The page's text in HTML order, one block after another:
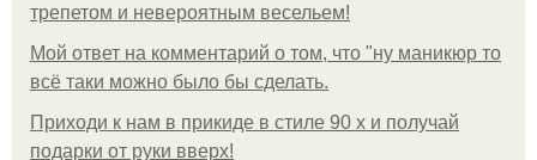
трепетом и невероятным весельем!
Мой ответ на комментарий о том, что "ну маникюр то
всё таки можно было бы сделать.
Приходи к нам в прикиде в стиле 90 х и получай
подарки от руки вверх!